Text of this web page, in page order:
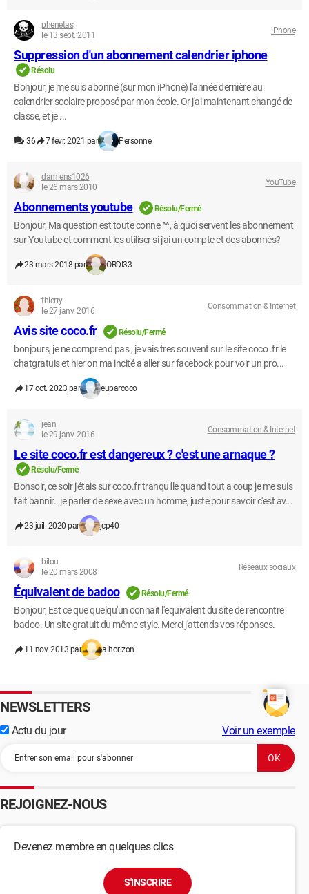
phenetas
le 13 sept. 2011
iPhone
Suppression d'un abonnement calendrier iphone
Résolu
Bonjour, je me suis abonné (sur mon iPhone) l'année dernière au
calendrier scolaire proposé par mon école. Or j'ai maintenant changé de
classe, et je ...
36 7 févr. 2021 par Personne
damiens1026
le 26 mars 2010
YouTube
Abonnements youtube Résolu/Fermé
Bonjour, Ma question est toute conne ^^, à quoi servent les abonnement
sur Youtube et comment les utiliser si j'ai un compte et des abonnés?
23 mars 2018 par ORDI33
thierry
le 27 janv. 2016
Consommation & Internet
Avis site coco.fr Résolu/Fermé
bonjours, je ne comprend pas , je vais tres souvent sur le site coco .fr le
chatgratuis et hier on ma incité a aller sur facebook pour voir un pro...
17 oct. 2023 par euparcoco
jean
le 29 janv. 2016
Consommation & Internet
Le site coco.fr est dangereux ? c'est une arnaque ?
Résolu/Fermé
Bonsoir, ce soir j'étais sur coco.fr tranquille quand tout a coup je me suis
fait bannir.. je parler de sexe avec un homme, juste pour savoir c'est av...
23 juil. 2020 par jcp40
bilou
le 20 mars 2008
Réseaux sociaux
Équivalent de badoo Résolu/Fermé
Bonjour, Est ce que quelqu'un connait l'equivalent du site de rencontre
badoo. Un site gratuit du même style. Merci j'attends vos réponses.
11 nov. 2013 par alhorizon
NEWSLETTERS
Actu du jour Voir un exemple
REJOIGNEZ-NOUS
Devenez membre en quelques clics
S'INSCRIRE